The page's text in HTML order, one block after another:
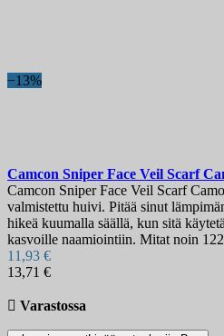
−13%
Camcon Sniper Face Veil Scarf
Camcon Sniper Face Veil Scarf
valmistettu huivi. Pitää sinut
hikeä kuumalla säällä, kun sitä
kasvoille naamiointiin. Mitat noin
11,93 €
13,71 €
 Varastossa